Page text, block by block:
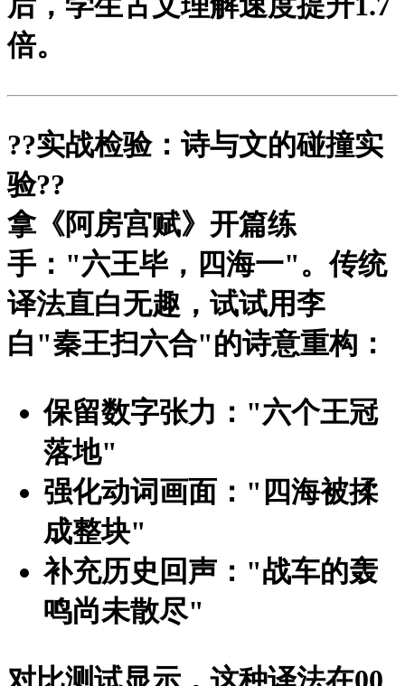
倍。
??实战检验：诗与文的碰撞实
验??
拿《阿房宫赋》开篇练
手："六王毕，四海一"。传统
译法直白无趣，试试用李
白"秦王扫六合"的诗意重构：
保留数字张力："六个王冠
落地"
强化动词画面："四海被揉
成整块"
补充历史回声："战车的轰
鸣尚未散尽"